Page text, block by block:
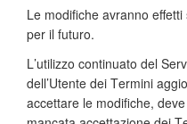
Le modifiche avranno
per il futuro.
L’utilizzo continuato del
dell’Utente dei Termini
accettare le modifiche,